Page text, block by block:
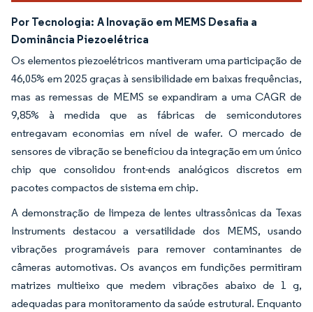
Por Tecnologia: A Inovação em MEMS Desafia a
Dominância Piezoelétrica
Os elementos piezoelétricos mantiveram uma participação de
46,05% em 2025 graças à sensibilidade em baixas frequências,
mas as remessas de MEMS se expandiram a uma CAGR de
9,85% à medida que as fábricas de semicondutores
entregavam economias em nível de wafer. O mercado de
sensores de vibração se beneficiou da integração em um único
chip que consolidou front-ends analógicos discretos em
pacotes compactos de sistema em chip.
A demonstração de limpeza de lentes ultrassônicas da Texas
Instruments destacou a versatilidade dos MEMS, usando
vibrações programáveis para remover contaminantes de
câmeras automotivas. Os avanços em fundições permitiram
matrizes multieixo que medem vibrações abaixo de 1 g,
adequadas para monitoramento da saúde estrutural. Enquanto